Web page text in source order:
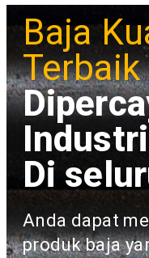
Baja
Terbaik
Industri
Di
Anda dapat
produk baja